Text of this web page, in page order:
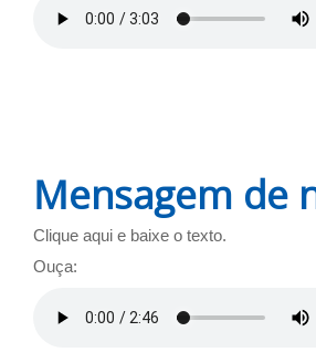
Mensagem de
Clique aqui e baixe o texto.
Ouça: